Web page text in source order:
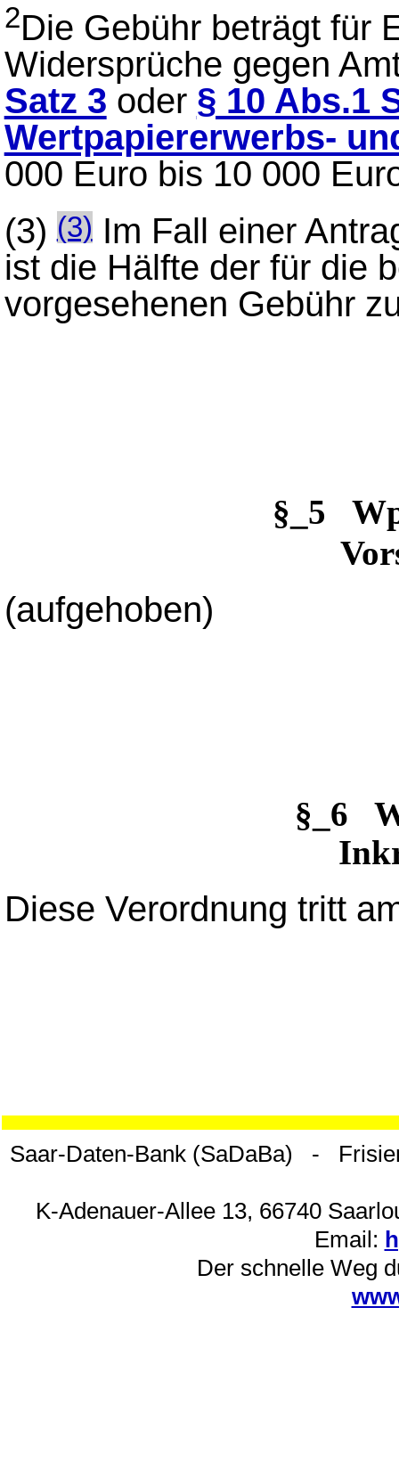
2Die Gebühr beträgt für
Widersprüche gegen
Satz 3 oder § 10 Abs.1
Wertpapiererwerbs-
000 Euro bis 10 000
(3)(3)Im Fall einer
ist die Hälfte der für die
vorgesehenen Gebühr
§_5
(aufgehoben)
§_6
Diese Verordnung tritt
Saar-Daten-Bank (SaDaBa) -
K-Adenauer-Allee 13, 66740
Email:
Der schnelle Weg